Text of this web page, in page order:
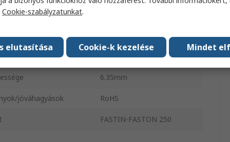
száma 2
0.8mm
6.35mm
jóváhagyások RoHS
FASTIN-FASTON 250
Cookie-szabályzatunkat.
Mindet
Cookie-k kezelése
elutasítása